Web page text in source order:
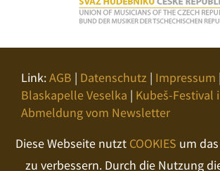
Link:AGB | Datenschutz | Impressum |
Blaskapelle Veselka | Kubeš-Festival
Abmeldung vom Newsletter
Diese Webseite nutzt COOKIES um
zu verbessern. Durch die Nutzung